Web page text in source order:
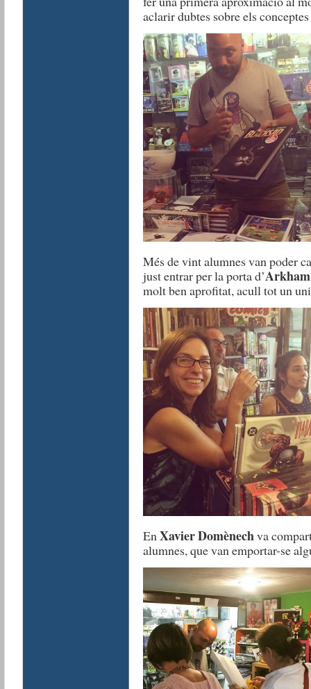
aclarir dubtes sobre els
Més de vint alumnes van poder
just entrar per la porta d’
molt ben aprofitat, acull tot un
EnXavier Domènechva
alumnes, que van emportar-se